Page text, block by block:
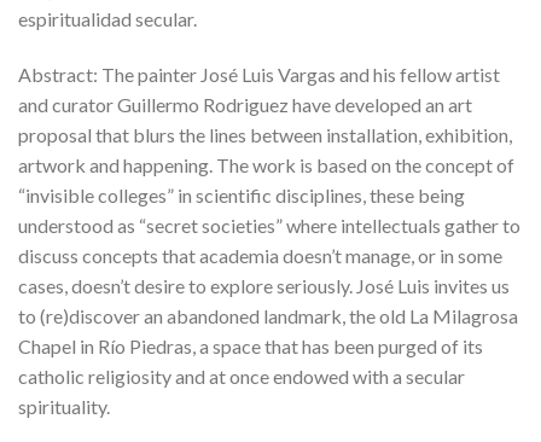
espiritualidad secular.
Abstract: The painter José Luis Vargas and his fellow artist
and curator Guillermo Rodriguez have developed an art
proposal that blurs the lines between installation, exhibition,
artwork and happening. The work is based on the concept of
“invisible colleges” in scientific disciplines, these being
understood as “secret societies” where intellectuals gather to
discuss concepts that academia doesn’t manage, or in some
cases, doesn’t desire to explore seriously. José Luis invites us
to (re)discover an abandoned landmark, the old La Milagrosa
Chapel in Río Piedras, a space that has been purged of its
catholic religiosity and at once endowed with a secular
spirituality.